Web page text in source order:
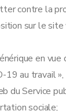
contre la
sur le
en
19 au travail »,
du Service
sociale;